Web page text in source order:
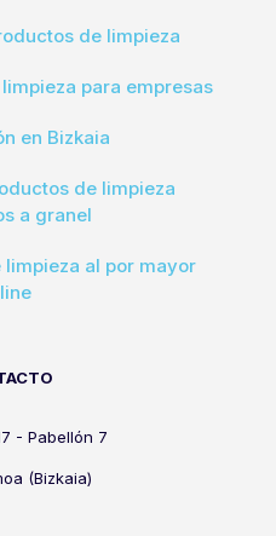
de limpieza
para empresas
en Bizkaia
de limpieza
a granel
al por mayor
- Pabellón 7
(Bizkaia)